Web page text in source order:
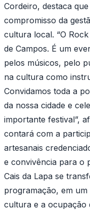
Cordeiro, destaca
compromisso da
cultura local. “O
de Campos. É um
pelos músicos, pelo
na cultura como
Convidamos toda a
da nossa cidade e
importante festival”,
contará com a
artesanais
e convivência para o
Cais da Lapa se
programação, em
cultura e a ocupação